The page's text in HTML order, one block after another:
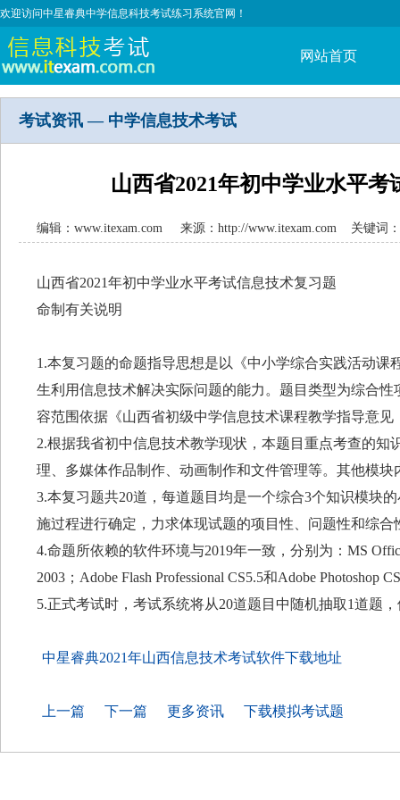
欢迎访问中星睿典中学信息科技考试练习系统官网！
网站首页
考试资讯 — 中学信息技术考试
山西省2021年初中学业水平考
编辑：www.itexam.com 来源：http://www.itexam.com 关键
山西省2021年初中学业水平考试信息技术复习题
命制有关说明
1.本复习题的命题指导思想是以《中小学综合实践活动课
生利用信息技术解决实际问题的能力。题目类型为综合
容范围依据《山西省初级中学信息技术课程教学指导意
2.根据我省初中信息技术教学现状，本题目重点考查的知
理、多媒体作品制作、动画制作和文件管理等。其他模
3.本复习题共20道，每道题目均是一个综合3个知识模块
施过程进行确定，力求体现试题的项目性、问题性和综合
4.命题所依赖的软件环境与2019年一致，分别为：MS
2003；Adobe Flash Professional CS5.5和Adobe Photoshop
5.正式考试时，考试系统将从20道题目中随机抽取1道题
中星睿典2021年山西信息技术考试软件下载地址
上一篇 下一篇 更多资讯 下载模拟考试题